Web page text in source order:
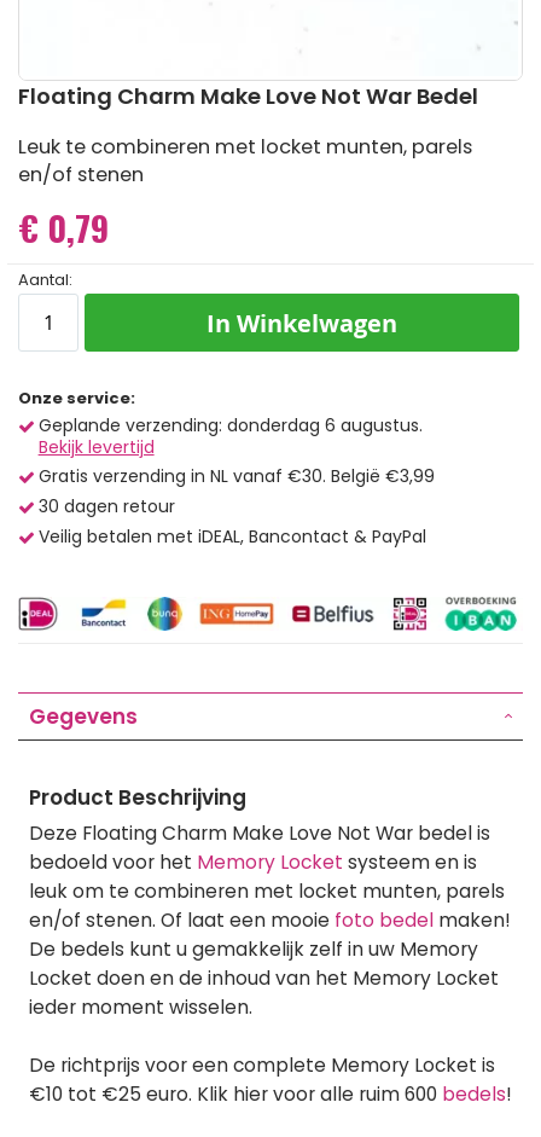
Ga
het
begin
van
afbeeldingen-
gallerij
Floating Charm Make Love Not War Bedel
Leuk te combineren met locket munten, parels
en/of stenen
€ 0,79
Aantal:
In Winkelwagen
Onze service:
Geplande verzending: donderdag 6 augustus.
Bekijk levertijd
Gratis verzending in NL vanaf €30. België €3,99
30 dagen retour
Veilig betalen met iDEAL, Bancontact & PayPal
Gegevens
Product Beschrijving
Deze Floating Charm Make Love Not War bedel is
bedoeld voor het Memory Locket systeem en is
leuk om te combineren met locket munten, parels
en/of stenen. Of laat een mooie foto bedel maken!
De bedels kunt u gemakkelijk zelf in uw Memory
Locket doen en de inhoud van het Memory Locket
ieder moment wisselen.
De richtprijs voor een complete Memory Locket is
€10 tot €25 euro. Klik hier voor alle ruim 600 bedels!